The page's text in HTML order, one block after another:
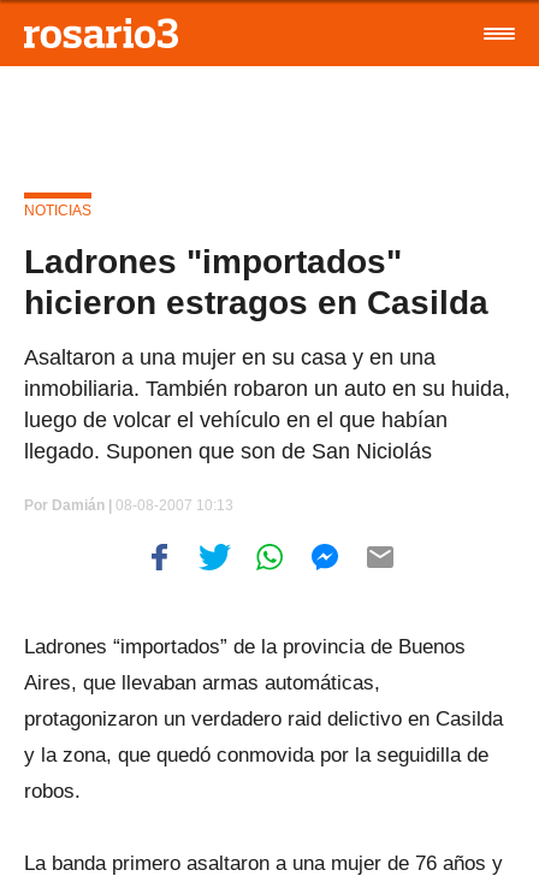
NOTICIAS
Ladrones "importados"
hicieron estragos en Casilda
Asaltaron a una mujer en su casa y en una
inmobiliaria. También robaron un auto en su huida,
luego de volcar el vehículo en el que habían
llegado. Suponen que son de San Niciolás
Por Damián | 08-08-2007 10:13
Ladrones “importados” de la provincia de Buenos
Aires, que llevaban armas automáticas,
protagonizaron un verdadero raid delictivo en Casilda
y la zona, que quedó conmovida por la seguidilla de
robos.
La banda primero asaltaron a una mujer de 76 años y